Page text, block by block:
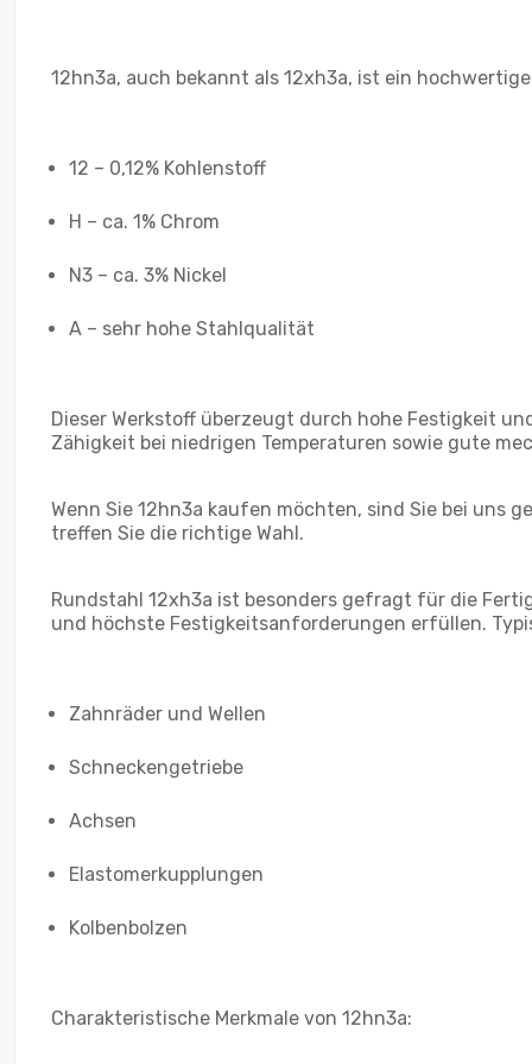
12hn3a, auch bekannt als 12xh3a, ist ein
12 – 0,12% Kohlenstoff
H – ca. 1% Chrom
N3 – ca. 3% Nickel
A – sehr hohe Stahlqualität
Dieser Werkstoff überzeugt durch hohe Festigkeit
Zähigkeit bei niedrigen Temperaturen sowie gute
Wenn Sie 12hn3a kaufen möchten, sind Sie bei uns
treffen Sie die richtige Wahl.
Rundstahl 12xh3a ist besonders gefragt für die
und höchste Festigkeitsanforderungen erfüllen.
Zahnräder und Wellen
Schneckengetriebe
Achsen
Elastomerkupplungen
Kolbenbolzen
Charakteristische Merkmale von 12hn3a: